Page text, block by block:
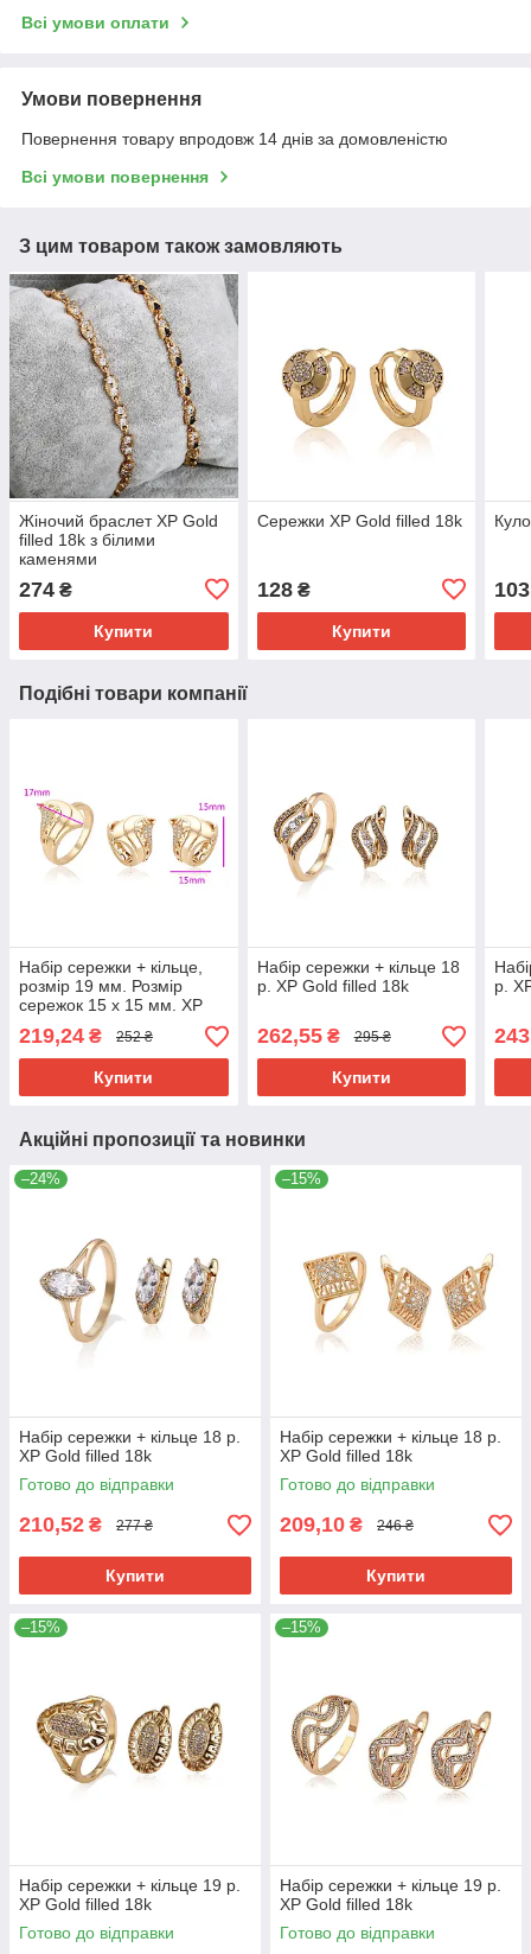
Всі умови оплати
Умови повернення
Повернення товару впродовж 14 днів за домовленістю
Всі умови повернення
З цим товаром також замовляють
Жіночий браслет ХР Gold
filled 18k з білими
каменями
274 ₴
Купити
Сережки ХР Gold filled 18k
128₴
Купити
103
Подібні товари компанії
Набір сережки + кільце,
розмір 19 мм. Розмір
сережок 15 х 15 мм. ХР
Gold filled 18k.
219,24 ₴ 252 ₴
Купити
Набір сережки + кільце 18
р. ХР Gold filled 18k
262,55₴ 295 ₴
Купити
р.
Акційні пропозиції та новинки
–24%
Набір сережки + кільце 18 р.
ХР Gold filled 18k
Готово до відправки
210,52 ₴ 277 ₴
Купити
–15%
Набір сережки + кільце 18 р.
ХР Gold filled 18k
Готово до відправки
209,10 ₴ 246 ₴
Купити
–15%
Набір сережки + кільце 19 р.
ХР Gold filled 18k
Готово до відправки
–15%
Набір сережки + кільце 19 р.
ХР Gold filled 18k
Готово до відправки